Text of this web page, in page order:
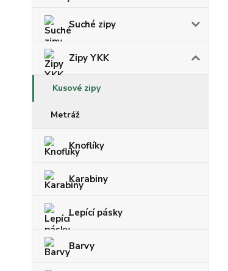
Suché zipy
Zipy YKK
Kusové zipy
Metráž
Knoflíky
Karabiny
Lepící pásky
Barvy